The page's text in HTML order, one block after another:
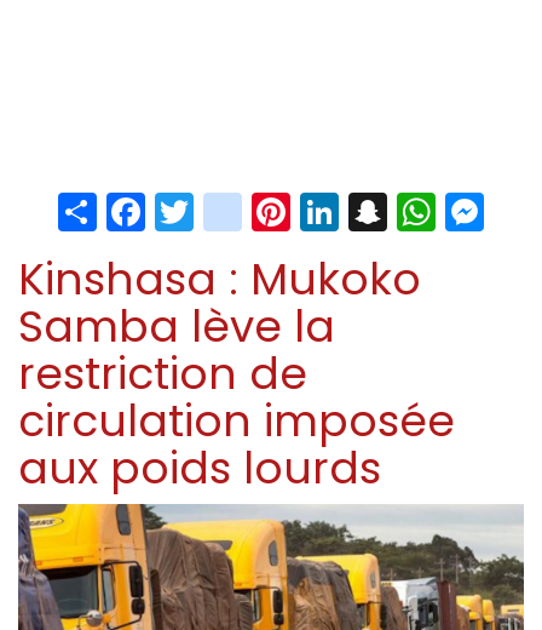
ShareFacebook
Twitter
instagram
Pinterest
LinkedIn
Snapchat
Kinshasa : Mukoko
Samba lève la
restriction de
circulation imposée
aux poids lourds